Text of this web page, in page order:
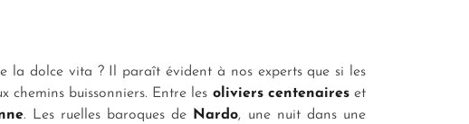
la dolce vita ? Il paraît évident à nos experts que si les
chemins buissonniers. Entre les oliviers centenaireset
. Les ruelles baroques de Nardo, une nuit dans une